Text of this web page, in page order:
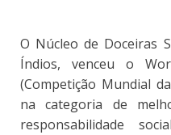
O Núcleo de Doceiras
Índios, venceu o
(Competição Mundial
na categoria de
responsabilidade